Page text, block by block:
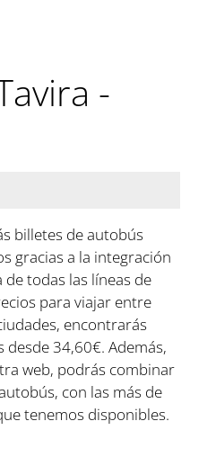
-
billetes de autobús
gracias a la integración
todas las líneas de
para viajar entre
encontrarás
34,60€. Además,
web, podrás combinar
con las más de
tenemos disponibles.